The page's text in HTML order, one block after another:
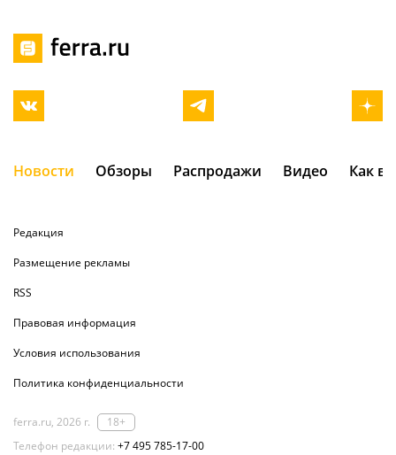
Новости Обзоры Распродажи Видео Как
Редакция
Размещение рекламы
RSS
Правовая информация
Условия использования
Политика конфиденциальности
ferra.ru, 2026 г.
18+
Телефон редакции: +7 495 785-17-00